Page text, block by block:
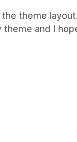
theme
and I